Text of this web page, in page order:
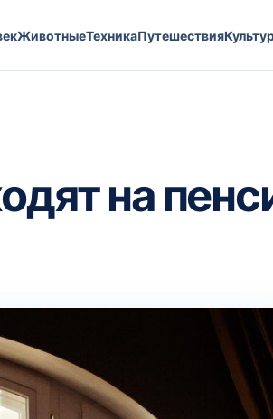
ЖивотныеТехникаПутешествия
на